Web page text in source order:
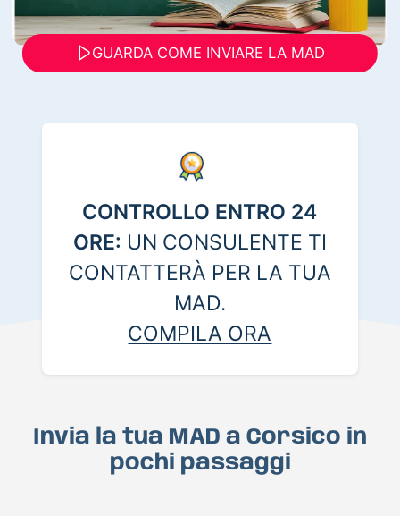
GUARDA COME INVIARE LA MAD
CONTROLLO ENTRO 24
ORE: UN CONSULENTE TI
CONTATTERÀ PER LA TUA
MAD.
COMPILA ORA
Invia la tua MAD a Corsico in
pochi passaggi